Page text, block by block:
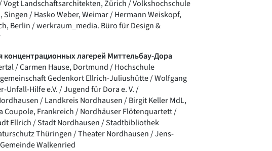
Vogt Landschaftsarchitekten, Zürich / Volkshochschule
/ Hasko Weber, Weimar / Hermann Weiskopf,
Berlin / werkraum_media. Büro für Design &
концентрационных лагерей Миттельбау-Дора
/ Carmen Hause, Dortmund / Hochschule
Gedenkort Ellrich-Juliushütte / Wolfgang
Unfall-Hilfe e.V. / Jugend für Dora e. V. /
/ Landkreis Nordhausen / Birgit Keller MdL,
Coupole, Frankreich / Nordhäuser Flötenquartett /
Ellrich / Stadt Nordhausen / Stadtbibliothek
Thüringen / Theater Nordhausen / Jens-
Walkenried